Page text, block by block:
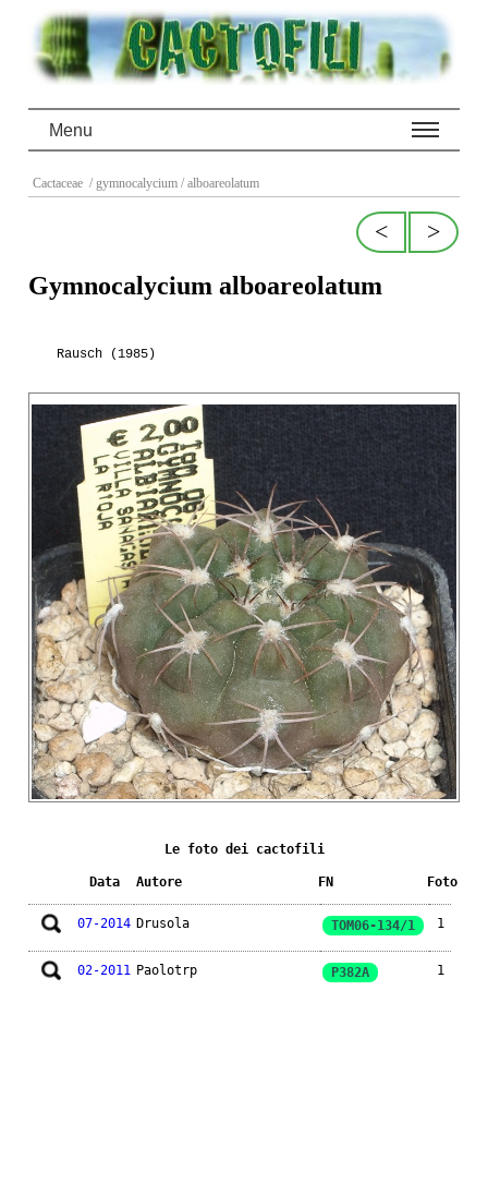
Menu
Cactaceae / gymnocalycium / alboareolatum
>
<
Gymnocalycium alboareolatum
Rausch (1985)
Le foto dei cactofili
Data Autore FN Foto
07-2014 Drusola TOM06-134/1 1
02-2011 Paolotrp P382A 1